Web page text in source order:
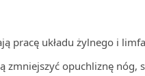
pracę układu żylnego i
zmniejszyć opuchliznę nóg,